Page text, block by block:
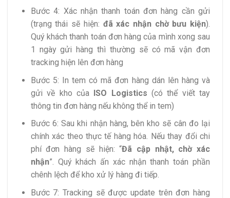
Bước 4: Xác nhận thanh toán đơn hàng cần gửi
(trạng thái sẽ hiện: đã xác nhận chờ bưu kiện).
Quý khách thanh toán đơn hàng của mình xong sau
1 ngày gửi hàng thì thường sẽ có mã vận đơn
tracking hiện lên đơn hàng
Bước 5: In tem có mã đơn hàng dán lên hàng và
gửi về kho của ISO Logistics (có thể viết tay
thông tin đơn hàng nếu không thể in tem)
Bước 6: Sau khi nhận hàng, bên kho sẽ cân đo lại
chính xác theo thực tế hàng hóa. Nếu thay đổi chi
phí đơn hàng sẽ hiện: “Đã cập nhật, chờ xác
nhận”. Quý khách ấn xác nhận thanh toán phần
chênh lệch để kho xử lý hàng đi tiếp.
Bước 7: Tracking sẽ được update trên đơn hàng